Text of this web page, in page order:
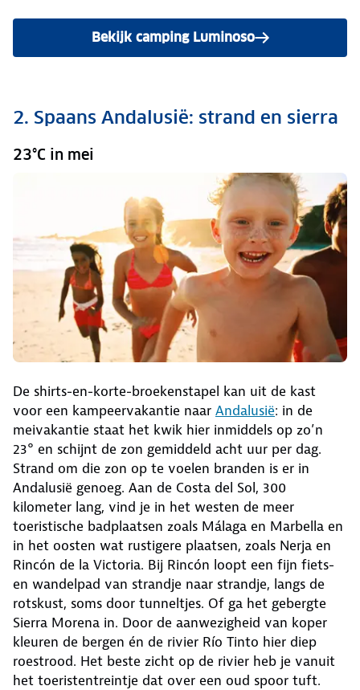
Bekijk camping Luminoso
2. Spaans Andalusië: strand en sierra
23°C in mei
De shirts-en-korte-broekenstapel kan uit de kast
voor een kampeervakantie naar Andalusië: in de
meivakantie staat het kwik hier inmiddels op zo’n
23° en schijnt de zon gemiddeld acht uur per dag.
Strand om die zon op te voelen branden is er in
Andalusië genoeg. Aan de Costa del Sol, 300
kilometer lang, vind je in het westen de meer
toeristische badplaatsen zoals Málaga en Marbella en
in het oosten wat rustigere plaatsen, zoals Nerja en
Rincón de la Victoria. Bij Rincón loopt een fijn fiets-
en wandelpad van strandje naar strandje, langs de
rotskust, soms door tunneltjes. Of ga het gebergte
Sierra Morena in. Door de aanwezigheid van koper
kleuren de bergen én de rivier Río Tinto hier diep
roestrood. Het beste zicht op de rivier heb je vanuit
het toeristentreintje dat over een oud spoor tuft.